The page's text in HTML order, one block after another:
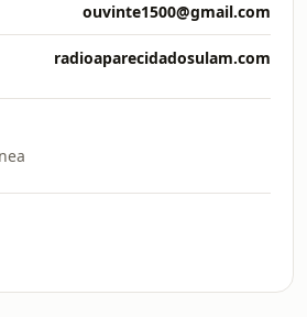
ouvinte1500@gmail.com
radioaparecidadosulam.com